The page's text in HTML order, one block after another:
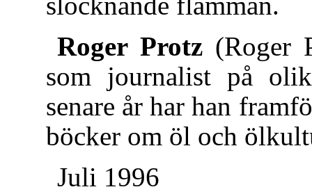
Roger Protz(Roger
som journalist på
senare år har han
böcker om öl och
Juli 1996